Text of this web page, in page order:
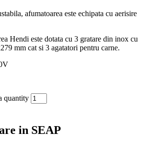
afumatoarea este echipata cu aerisire
Hendi este dotata cu 3 gratare din inox cu
mm cat si 3 agatatori pentru carne.
quantity
in SEAP